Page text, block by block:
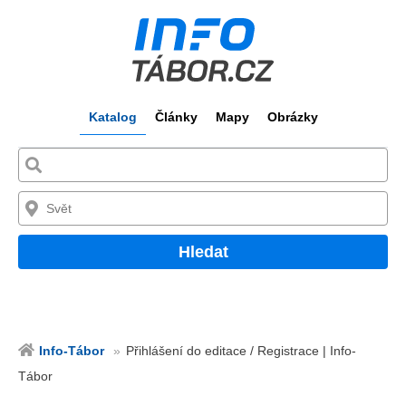
Katalog Články Mapy Obrázky
Hledat
Info-Tábor
Přihlášení do editace / Registrace | Info-
Tábor